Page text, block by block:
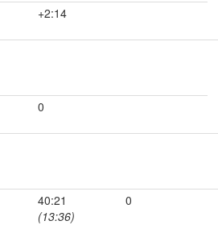
+2:14
0
40:21
(13:36)
0